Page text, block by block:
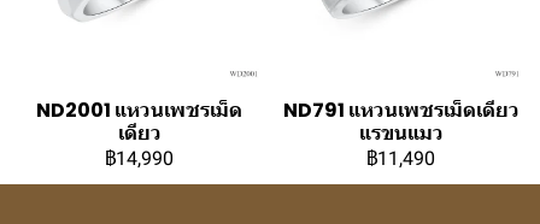
ND2001 แหวนเพชรเม็ด
เดียว
฿14,990
ND791 แหวนเพชรเม็ดเดียว
แรขนแมว
฿11,490